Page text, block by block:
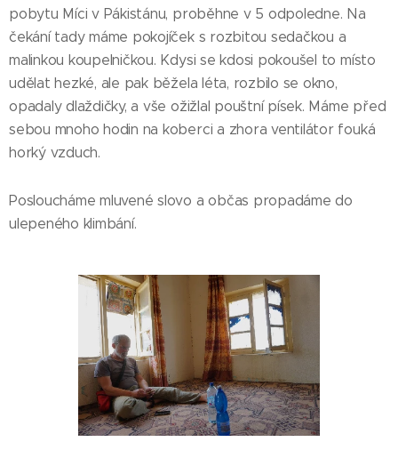
pobytu Míci v Pákistánu, proběhne v 5 odpoledne. Na
čekání tady máme pokojíček s rozbitou sedačkou a
malinkou koupelničkou. Kdysi se kdosi pokoušel to místo
udělat hezké, ale pak běžela léta, rozbilo se okno,
opadaly dlaždičky, a vše ožižlal pouštní písek. Máme před
sebou mnoho hodin na koberci a zhora ventilátor fouká
horký vzduch.
Posloucháme mluvené slovo a občas propadáme do
ulepeného klimbání.